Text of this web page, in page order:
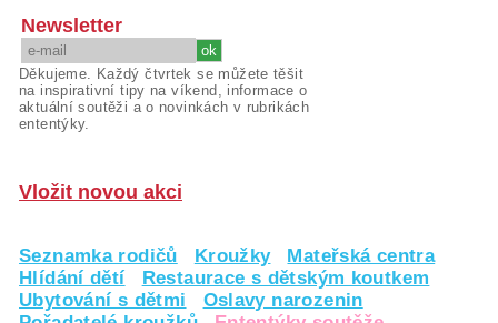
Newsletter
Děkujeme. Každý čtvrtek se můžete těšit
na inspirativní tipy na víkend, informace o
aktuální soutěži a o novinkách v rubrikách
ententýky.
Vložit novou akci
Seznamka rodičů Kroužky
Mateřská centra
Hlídání dětí
Restaurace s dětským koutkem
Ubytování s dětmi
Oslavy narozenin